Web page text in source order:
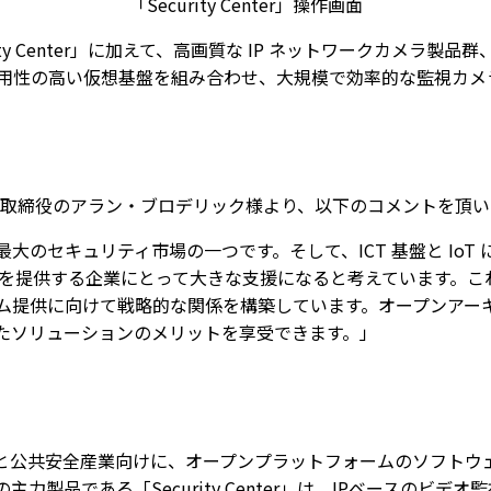
Center」に加えて、高画質な IP ネットワークカメラ製品群
性の高い仮想基盤を組み合わせ、大規模で効率的な監視カ
締役のアラン・ブロデリック様より、以下のコメントを頂
のセキュリティ市場の一つです。そして、ICT 基盤と IoT
提供する企業にとって大きな支援になると考えています。
供に向けて戦略的な関係を構築しています。オープンア
リューションのメリットを享受できます。」
共安全産業向けに、オープンプラットフォームのソフト